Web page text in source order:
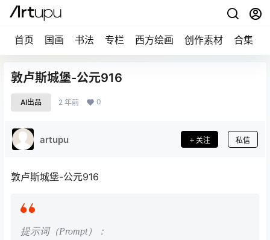
首页 国画 书法 专栏 西方绘画 创作素材 合集
敦卢斯城堡-公元916
AI出品 2 年前 0
artupu 关注 私信
敦卢斯城堡-公元916
提示词（Prompt）：